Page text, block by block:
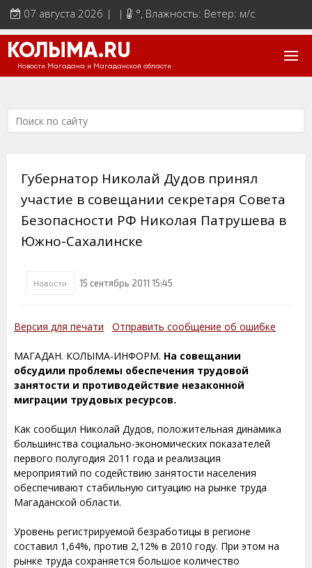
07 августа 2026 | | °, Влажность: Ветер: м/с
КОЛЫМА.RU
Новости Магадана и Магаданской области
Губернатор Николай Дудов принял
участие в совещании секретаря Совета
Безопасности РФ Николая Патрушева в
Южно-Сахалинске
Новости 15 сентябрь 2011 15:45
Версия для печати Отправить сообщение об ошибке
МАГАДАН. КОЛЫМА-ИНФОРМ. На совещании
обсудили проблемы обеспечения трудовой
занятости и противодействие незаконной
миграции трудовых ресурсов.
Как сообщил Николай Дудов, положительная динамика
большинства социально-экономических показателей
первого полугодия 2011 года и реализация
мероприятий по содействию занятости населения
обеспечивают стабильную ситуацию на рынке труда
Магаданской области.
Уровень регистрируемой безработицы в регионе
составил 1,64%, против 2,12% в 2010 году. При этом на
рынке труда сохраняется большое количество